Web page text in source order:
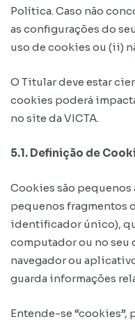
Política. Caso não
as configurações do
uso de cookies ou (ii)
O Titular deve estar
cookies poderá
no site da VICTA.
5.1. Definição de
Cookies são
pequenos fragmentos
identificador único),
computador ou no
navegador ou
guarda informações
Entende-se “cookies”,